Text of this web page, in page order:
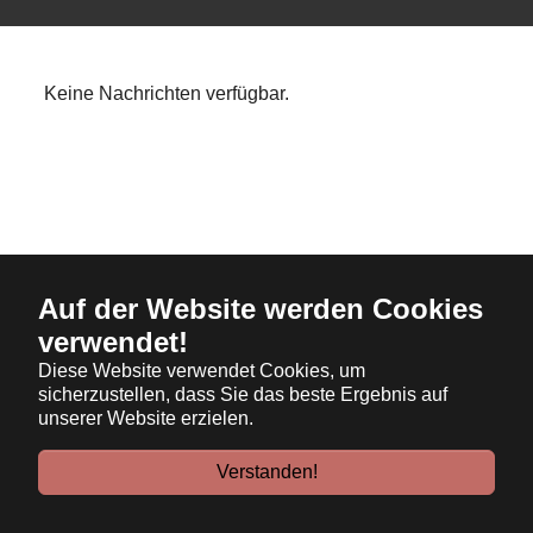
Auf der Website werden Cookies
verwendet!
Diese Website verwendet Cookies, um
sicherzustellen, dass Sie das beste Ergebnis auf
unserer Website erzielen.
Verstanden!
Keine Nachrichten verfügbar.